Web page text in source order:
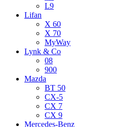
L9
Lifan
X 60
X 70
MyWay
Lynk & Co
08
900
Mazda
BT 50
CX-5
CX 7
CX 9
Mercedes-Benz